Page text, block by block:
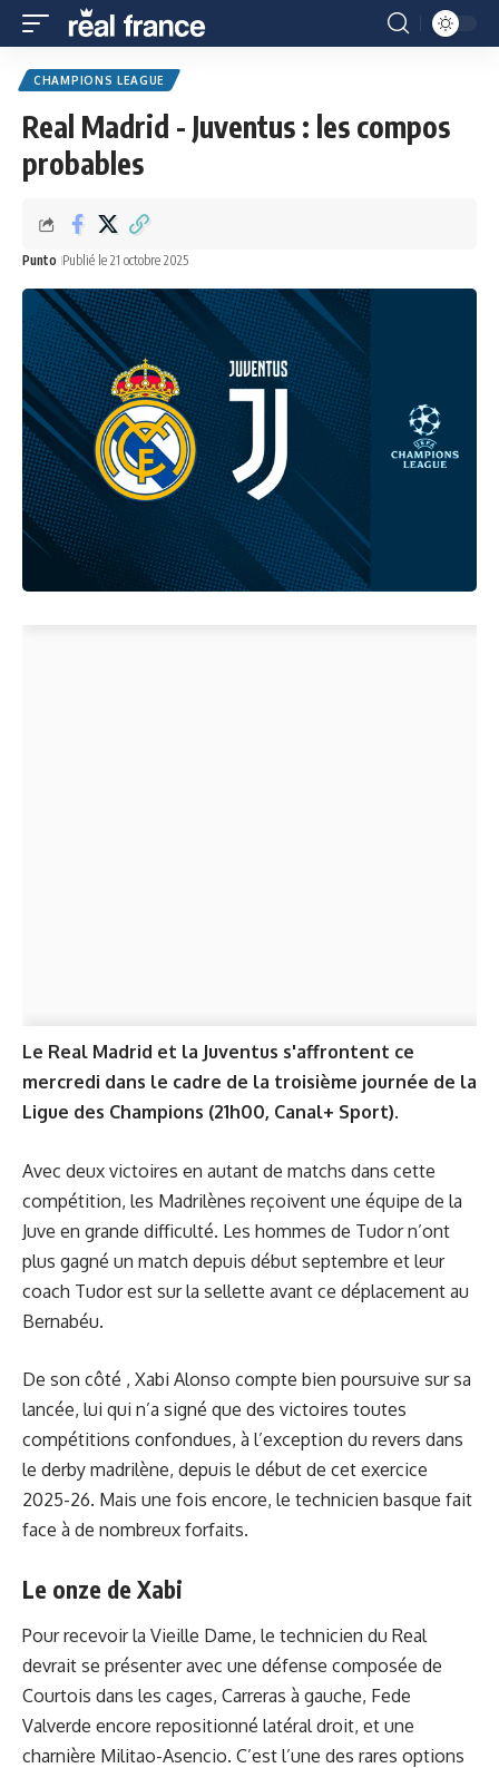
CHAMPIONS LEAGUE
Real Madrid - Juventus : les compos
probables
Punto Publié le 21 octobre 2025
Le Real Madrid et la Juventus s'affrontent ce
mercredi dans le cadre de la troisième journée de la
Ligue des Champions (21h00, Canal+ Sport).
Avec deux victoires en autant de matchs dans cette
compétition, les Madrilènes reçoivent une équipe de la
Juve en grande difficulté. Les hommes de Tudor n’ont
plus gagné un match depuis début septembre et leur
coach Tudor est sur la sellette avant ce déplacement au
Bernabéu.
De son côté , Xabi Alonso compte bien poursuive sur sa
lancée, lui qui n’a signé que des victoires toutes
compétitions confondues, à l’exception du revers dans
le derby madrilène, depuis le début de cet exercice
2025-26. Mais une fois encore, le technicien basque fait
face à de nombreux forfaits.
Le onze de Xabi
Pour recevoir la Vieille Dame, le technicien du Real
devrait se présenter avec une défense composée de
Courtois dans les cages, Carreras à gauche, Fede
Valverde encore repositionné latéral droit, et une
charnière Militao-Asencio. C’est l’une des rares options